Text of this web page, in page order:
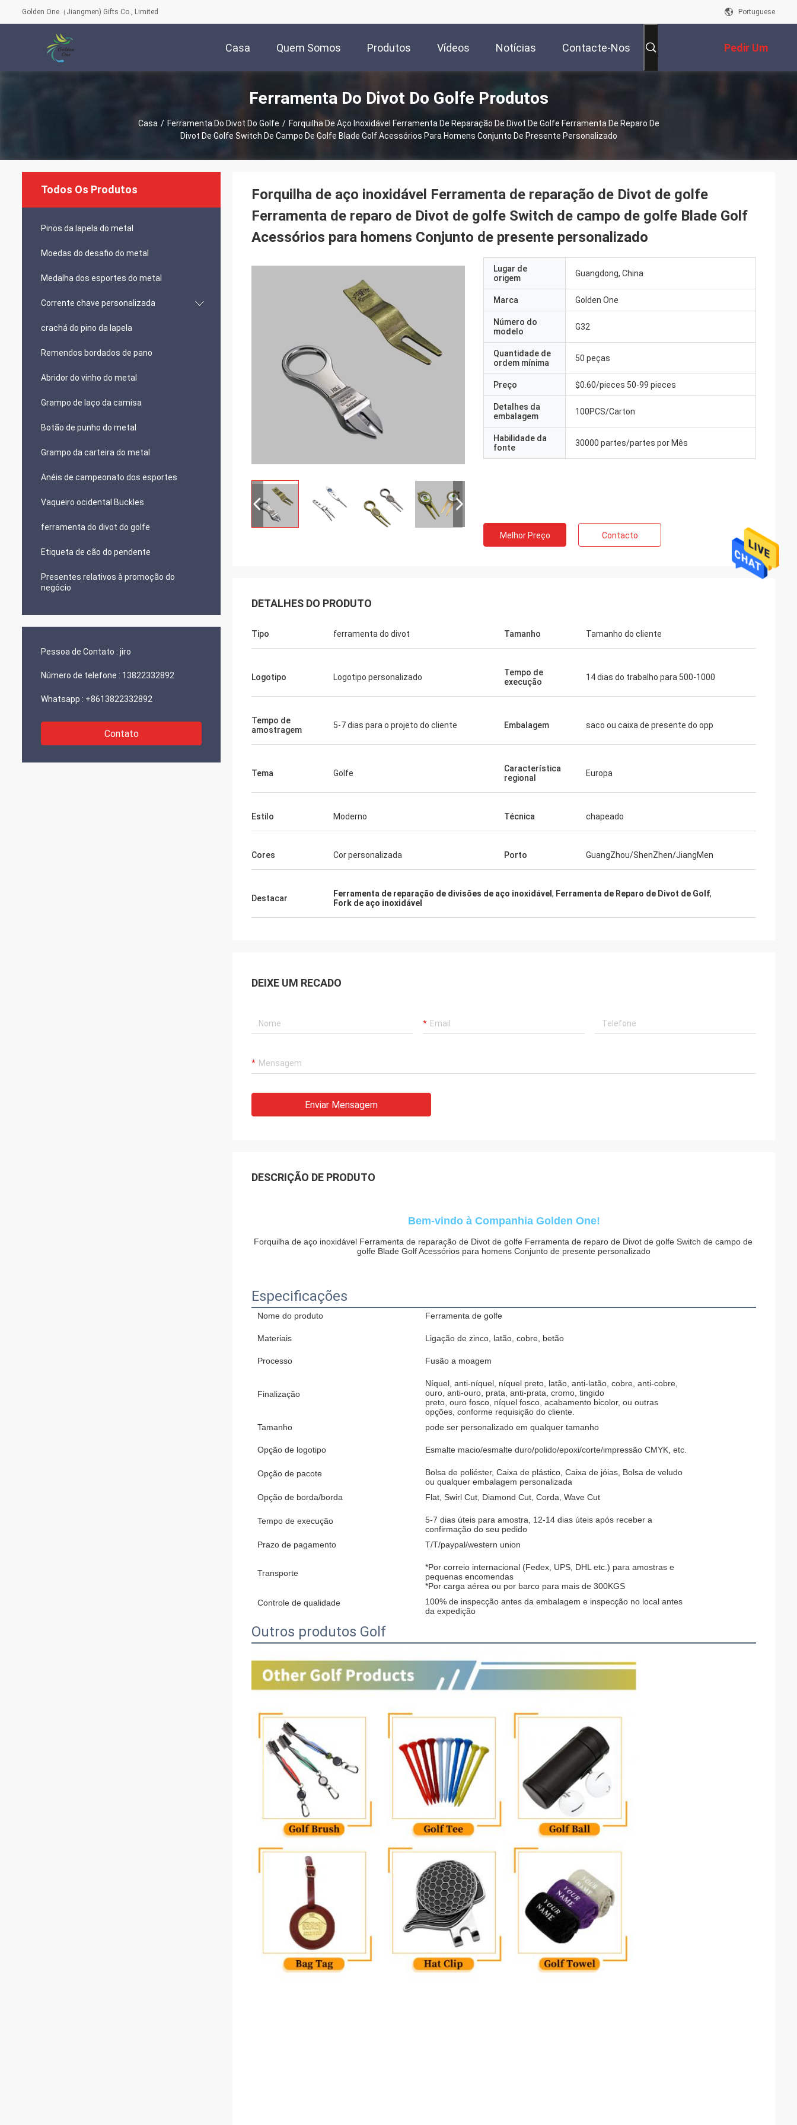
Golden One（Jiangmen) Gifts Co., Limited Portuguese
Casa Quem Somos Produtos Vídeos Notícias Contacte-Nos Pedir Um
Orçamento
Ferramenta Do Divot Do Golfe Produtos
Casa / Ferramenta Do Divot Do Golfe / Forquilha De Aço Inoxidável Ferramenta De Reparação De Divot De Golfe Ferramenta De Reparo De
Divot De Golfe Switch De Campo De Golfe Blade Golf Acessórios Para Homens Conjunto De Presente Personalizado
Todos Os Produtos
Pinos da lapela do metal
Moedas do desafio do metal
Medalha dos esportes do metal
Corrente chave personalizada
crachá do pino da lapela
Remendos bordados de pano
Abridor do vinho do metal
Grampo de laço da camisa
Botão de punho do metal
Grampo da carteira do metal
Anéis de campeonato dos esportes
Vaqueiro ocidental Buckles
ferramenta do divot do golfe
Etiqueta de cão do pendente
Presentes relativos à promoção do
negócio
Pessoa de Contato : jiro
Número de telefone : 13822332892
Whatsapp : +8613822332892
Contato
Forquilha de aço inoxidável Ferramenta de reparação de Divot de golfe
Ferramenta de reparo de Divot de golfe Switch de campo de golfe Blade Golf
Acessórios para homens Conjunto de presente personalizado
Lugar de
origem
Guangdong, China
Marca Golden One
Número do
modelo
G32
Quantidade de
ordem mínima
50 peças
Preço $0.60/pieces 50-99 pieces
Detalhes da
embalagem
100PCS/Carton
Habilidade da
fonte
30000 partes/partes por Mês
Melhor Preço Contacto
DETALHES DO PRODUTO
Tipo ferramenta do divot Tamanho Tamanho do cliente
Logotipo Logotipo personalizado
Tempo de
execução
14 dias do trabalho para 500-1000
Tempo de
amostragem
5-7 dias para o projeto do cliente Embalagem saco ou caixa de presente do opp
Tema Golfe
Característica
regional
Europa
Estilo Moderno Técnica chapeado
Cores Cor personalizada Porto GuangZhou/ShenZhen/JiangMen
Destacar Ferramenta de reparação de divisões de aço inoxidável , Ferramenta de Reparo de Divot de Golf,
Fork de aço inoxidável
DEIXE UM RECADO
Enviar Mensagem
DESCRIÇÃO DE PRODUTO
Bem-vindo à Companhia Golden One!
Forquilha de aço inoxidável Ferramenta de reparação de Divot de golfe Ferramenta de reparo de Divot de golfe Switch de campo de
golfe Blade Golf Acessórios para homens Conjunto de presente personalizado
Especificações
Nome do produto Ferramenta de golfe
Materiais Ligação de zinco, latão, cobre, betão
Processo Fusão a moagem
Finalização
Níquel, anti-níquel, níquel preto, latão, anti-latão, cobre, anti-cobre,
ouro, anti-ouro, prata, anti-prata, cromo, tingido
preto, ouro fosco, níquel fosco, acabamento bicolor, ou outras
opções, conforme requisição do cliente.
Tamanho
pode ser personalizado em qualquer tamanho
Opção de logotipo Esmalte macio/esmalte duro/polido/epoxi/corte/impressão CMYK, etc.
Opção de pacote
Bolsa de poliéster, Caixa de plástico, Caixa de jóias, Bolsa de veludo
ou qualquer embalagem personalizada
Opção de borda/borda
Flat, Swirl Cut, Diamond Cut, Corda, Wave Cut
Tempo de execução
5-7 dias úteis para amostra, 12-14 dias úteis após receber a
confirmação do seu pedido
Prazo de pagamento
T/T/paypal/western union
Transporte
*Por correio internacional (Fedex, UPS, DHL etc.) para amostras e
pequenas encomendas
*Por carga aérea ou por barco para mais de 300KGS
Controle de qualidade
100% de inspecção antes da embalagem e inspecção no local antes
da expedição
Outros produtos Golf